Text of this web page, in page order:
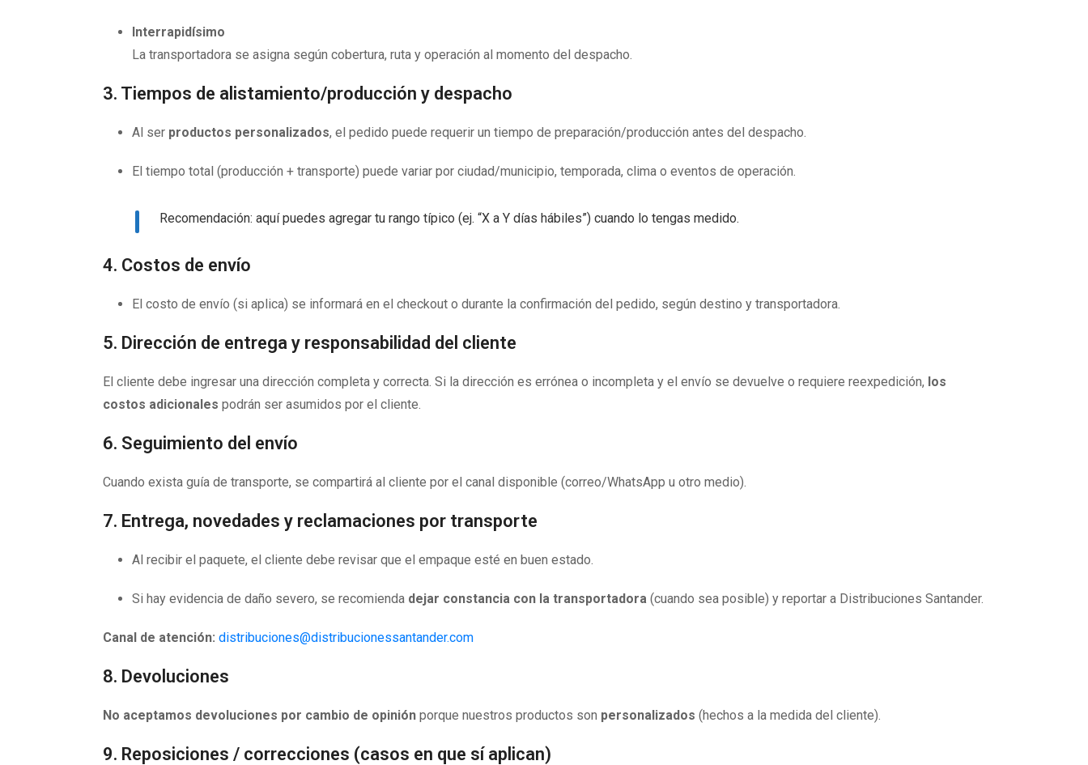
Interrapidísimo
La transportadora se asigna según cobertura, ruta y operación al momento del despacho.
3. Tiempos de alistamiento/producción y despacho
Al ser productos personalizados, el pedido puede requerir un tiempo de preparación/producción antes del despacho.
El tiempo total (producción + transporte) puede variar por ciudad/municipio, temporada, clima o eventos de operación.
Recomendación: aquí puedes agregar tu rango típico (ej. “X a Y días hábiles”) cuando lo tengas medido.
4. Costos de envío
El costo de envío (si aplica) se informará en el checkout o durante la confirmación del pedido, según destino y transportadora.
5. Dirección de entrega y responsabilidad del cliente
El cliente debe ingresar una dirección completa y correcta. Si la dirección es errónea o incompleta y el envío se devuelve o requiere reexpedición, los
costos adicionales podrán ser asumidos por el cliente.
6. Seguimiento del envío
Cuando exista guía de transporte, se compartirá al cliente por el canal disponible (correo/WhatsApp u otro medio).
7. Entrega, novedades y reclamaciones por transporte
Al recibir el paquete, el cliente debe revisar que el empaque esté en buen estado.
Si hay evidencia de daño severo, se recomienda dejar constancia con la transportadora (cuando sea posible) y reportar a Distribuciones Santander.
Canal de atención: distribuciones@distribucionessantander.com
8. Devoluciones
No aceptamos devoluciones por cambio de opinión porque nuestros productos son personalizados (hechos a la medida del cliente).
9. Reposiciones / correcciones (casos en que sí aplican)